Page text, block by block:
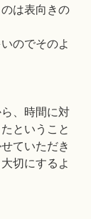
は表向きの
のでそのよ
、時間に対
ということ
ていただき
切にするよ